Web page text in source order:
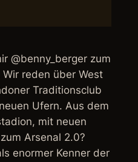
@benny_berger zum
reden über West
Traditionsclub
Ufern. Aus dem
mit neuen
Arsenal 2.0?
enormer Kenner der